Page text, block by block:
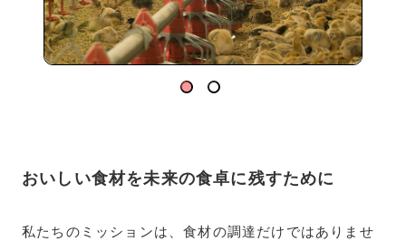
おいしい食材を未来の食卓に残すために
私たちのミッションは、食材の調達だけではありませ